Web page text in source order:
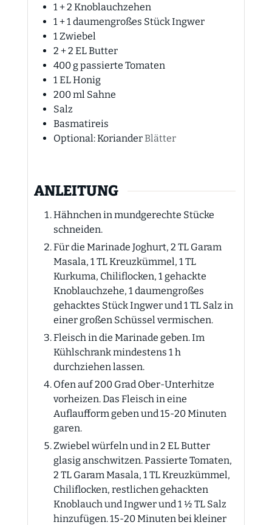
1 + 2 Knoblauchzehen
1 + 1daumengroßes StückIngwer
1Zwiebel
2 + 2 ELButter
400gpassierte Tomaten
1ELHonig
200ml Sahne
Salz
Basmatireis
Optional: KorianderBlätter
ANLEITUNG
Hähnchen in mundgerechte Stücke
schneiden.
Für die Marinade Joghurt, 2 TL Garam
Masala, 1 TL Kreuzkümmel, 1 TL
Kurkuma, Chiliflocken, 1 gehackte
Knoblauchzehe, 1 daumengroßes
gehacktes Stück Ingwer und 1 TL Salz in
einer großen Schüssel vermischen.
Fleisch in die Marinade geben. Im
Kühlschrank mindestens 1 h
durchziehen lassen.
Ofen auf 200 Grad Ober-Unterhitze
vorheizen. Das Fleisch in eine
Auflaufform geben und 15-20 Minuten
garen.
Zwiebel würfeln und in 2 EL Butter
glasig anschwitzen. Passierte Tomaten,
2 TL Garam Masala, 1 TL Kreuzkümmel,
Chiliflocken, restlichen gehackten
Knoblauch und Ingwer und 1 ½ TL Salz
hinzufügen. 15-20 Minuten bei kleiner